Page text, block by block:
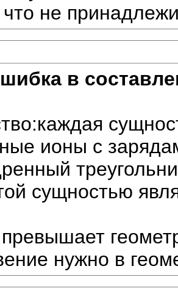
не
в
ионы с
сущностью
нужно в